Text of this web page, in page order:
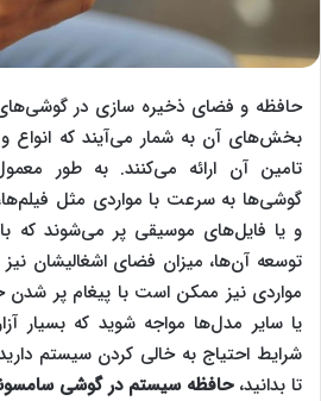
حافظه و فضای ذخیره سازی در گوشی‌های
بخش‌های آن به شمار می‌آیند که انواع
تامین آن ارائه می‌کنند. به طور
گوشی‌ها به سرعت با مواردی مثل
و یا فایل‌های موسیقی پر می‌شوند که
توسعه آن‌ها، میزان فضای اشغالیشان
مواردی نیز ممکن است با پیغام پر
یا سایر مدل‌ها مواجه شوید که بسیار
شرایط احتیاج به خالی کردن سیستم
تا بدانید،حافظه سیستم در گوشی